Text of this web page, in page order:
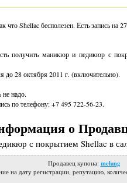
что Shellac бесполезен. Есть запись на
получить маникюр и педикюр с
до 28 октября 2011 г. (включительно).
не надо.
по телефону: +7 495 722-56-23.
о
с покрытием Shellac в
Продавец купона: melang
на дату регистрации, репутацию,